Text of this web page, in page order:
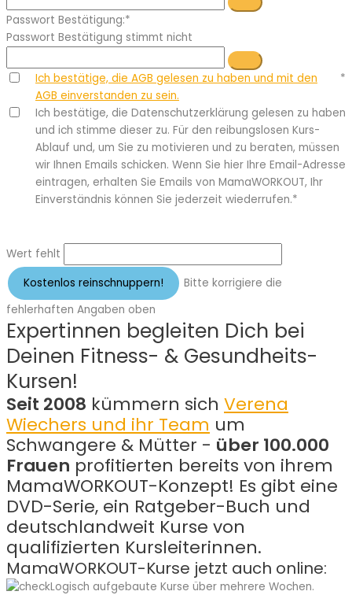
Passwort Bestätigung:*
Passwort Bestätigung stimmt nicht
Ich bestätige, die AGB gelesen zu haben und mit den
AGB einverstanden zu sein.
*
Ich bestätige, die Datenschutzerklärung gelesen zu haben
und ich stimme dieser zu. Für den reibungslosen Kurs-
Ablauf und, um Sie zu motivieren und zu beraten, müssen
wir Ihnen Emails schicken. Wenn Sie hier Ihre Email-Adresse
eintragen, erhalten Sie Emails von MamaWORKOUT, Ihr
Einverständnis können Sie jederzeit wiederrufen.*
Wert fehlt
Bitte korrigiere die
fehlerhaften Angaben oben
Expertinnen begleiten Dich bei
Deinen Fitness- & Gesundheits-
Kursen!
Seit 2008 kümmern sich Verena
Wiechers und ihr Team um
Schwangere & Mütter - über 100.000
Frauen profitierten bereits von ihrem
MamaWORKOUT-Konzept! Es gibt eine
DVD-Serie, ein Ratgeber-Buch und
deutschlandweit Kurse von
qualifizierten Kursleiterinnen.
MamaWORKOUT-Kurse jetzt auch online:
Logisch aufgebaute Kurse über mehrere Wochen.